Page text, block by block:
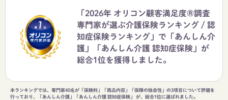
「2026年 オリコン顧客満足度®調査
専門家が選ぶ介護保険ランキング / 認
知症保険ランキング」で「あんしん介
護」「あんしん介護 認知症保険」が
総合1位を獲得しました。
本ランキングでは、専門家40名が「保険料」「商品内容」「保障の独自性」の3項目について評価を
行っており、「あんしん介護」「あんしん介護 認知症保険」 が、総合1位に選ばれました。